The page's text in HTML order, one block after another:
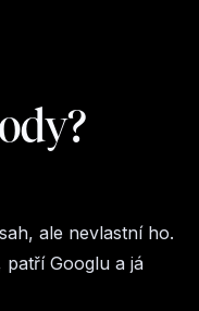
ale nevlastní ho.
patří Googlu a já